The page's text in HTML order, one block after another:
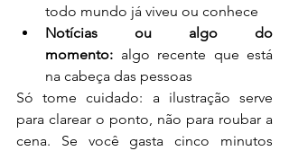
todo mundo já viveu ou conhece
Notícias ou algo do
momento: algo recente que está
na cabeça das pessoas
Só tome cuidado: a ilustração serve
para clarear o ponto, não para roubar a
cena. Se você gasta cinco minutos